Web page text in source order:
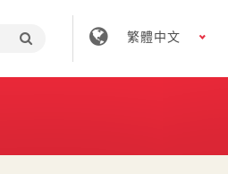
繁體中文